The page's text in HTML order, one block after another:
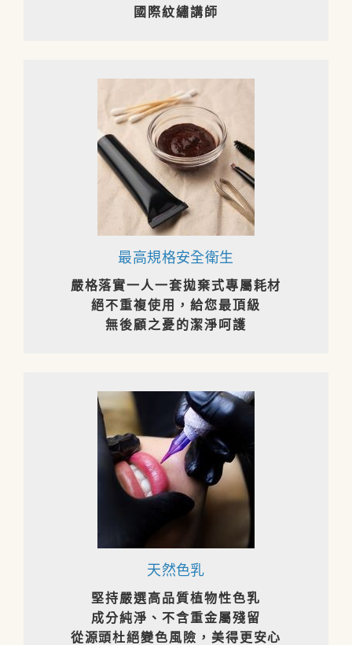
國際紋繡講師
最高規格安全衛生
嚴格落實一人一套拋棄式專屬耗材
絕不重複使用，給您最頂級
無後顧之憂的潔淨呵護
天然色乳
堅持嚴選高品質植物性色乳
成分純淨、不含重金屬殘留
從源頭杜絕變色風險，美得更安心